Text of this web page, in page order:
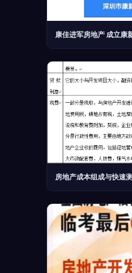
康佳进军房地产 成立康
房地产成本组成与快速